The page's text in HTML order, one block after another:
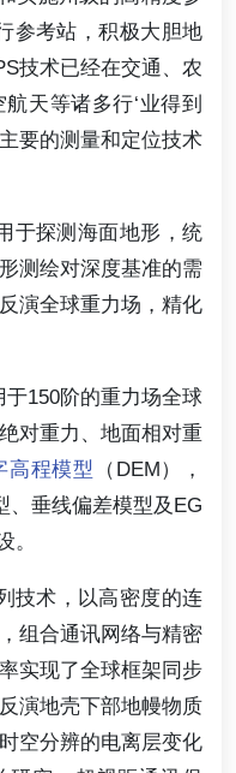
参考站，积极大胆地
技术已经在交通、农
天等诸多行‘业得到
要的测量和定位技术
于探测海面地形，统
测绘对深度基准的需
演全球重力场，精化
于150阶的重力场全球
对重力、地面相对重
高程模型
（DEM），
、垂线偏差模型及EG
。
技术，以高密度的连
组合通讯网络与精密
实现了全球框架同步
演地壳下部地幔物质
空分辨的电离层变化